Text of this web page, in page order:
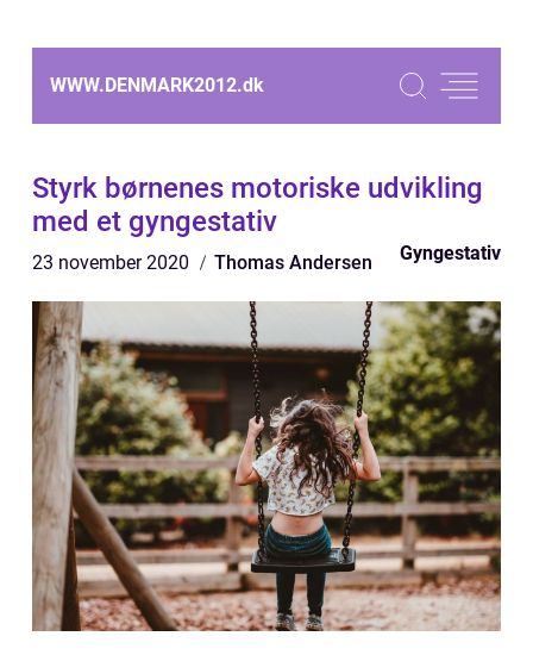
WWW.DENMARK2012.dk
Styrk børnenes motoriske udvikling
med et gyngestativ
23 november 2020 Thomas Andersen Gyngestativ